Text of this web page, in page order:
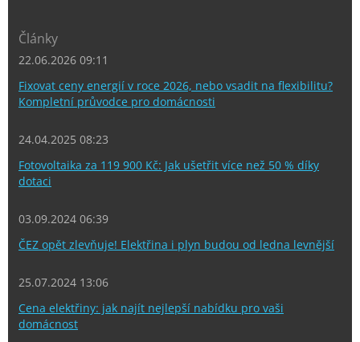
Články
22.06.2026 09:11
Fixovat ceny energií v roce 2026, nebo vsadit na flexibilitu?
Kompletní průvodce pro domácnosti
24.04.2025 08:23
Fotovoltaika za 119 900 Kč: Jak ušetřit více než 50 % díky
dotaci
03.09.2024 06:39
ČEZ opět zlevňuje! Elektřina i plyn budou od ledna levnější
25.07.2024 13:06
Cena elektřiny: jak najít nejlepší nabídku pro vaši
domácnost